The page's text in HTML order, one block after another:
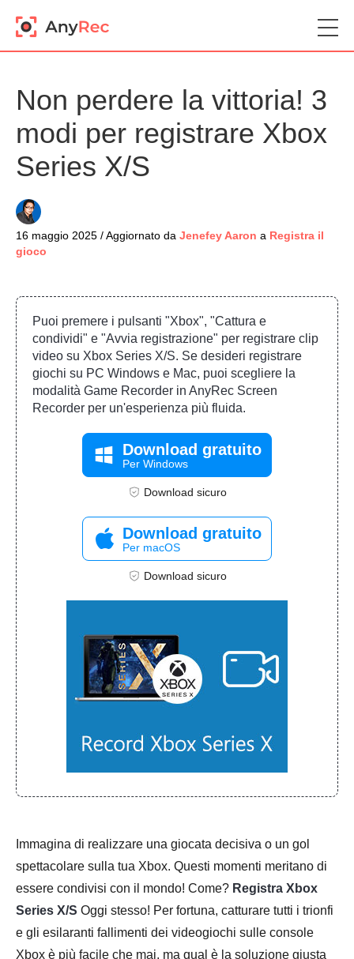
Non perdere la vittoria! 3
modi per registrare Xbox
Series X/S
16 maggio 2025 / Aggiornato da Jenefey Aaron a Registra il
gioco
Puoi premere i pulsanti "Xbox", "Cattura e
condividi" e "Avvia registrazione" per registrare clip
video su Xbox Series X/S. Se desideri registrare
giochi su PC Windows e Mac, puoi scegliere la
modalità Game Recorder in AnyRec Screen
Recorder per un'esperienza più fluida.
Download gratuito
Per Windows
Download sicuro
Download gratuito
Per macOS
Download sicuro
Immagina di realizzare una giocata decisiva o un gol
spettacolare sulla tua Xbox. Questi momenti meritano di
essere condivisi con il mondo! Come? Registra Xbox
Series X/S Oggi stesso! Per fortuna, catturare tutti i trionfi
e gli esilaranti fallimenti dei videogiochi sulle console
Xbox è più facile che mai, ma qual è la soluzione giusta